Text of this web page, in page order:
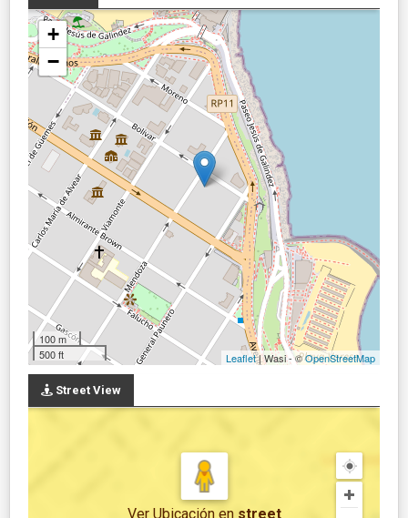
+
−
100 m
500 ft
Leaflet| Wasi - ©OpenStreetMap
Street View
Ver Ubicación en street